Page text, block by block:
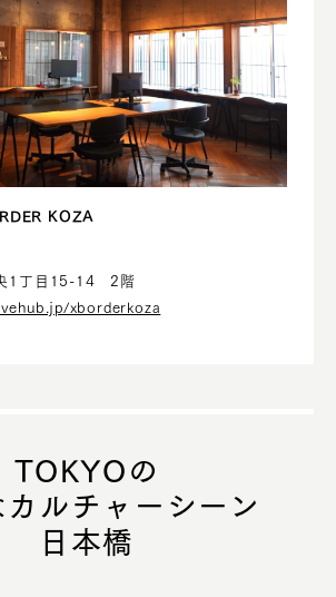
KOZA
1丁目15-14 2階
xborderkoza
TOKYOの
カルチャーシーン
日本橋